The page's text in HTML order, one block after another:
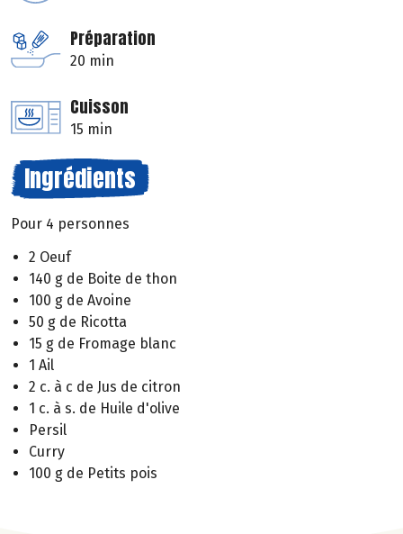
Préparation
20 min
Cuisson
15 min
Ingrédients
Pour 4 personnes
2 Oeuf
140 g de Boite de thon
100 g de Avoine
50 g de Ricotta
15 g de Fromage blanc
1 Ail
2 c. à c de Jus de citron
1 c. à s. de Huile d'olive
Persil
Curry
100 g de Petits pois